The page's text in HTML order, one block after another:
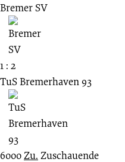
Bremer SV
1 : 2
TuS Bremerhaven 93
6000Zu. Zuschauende